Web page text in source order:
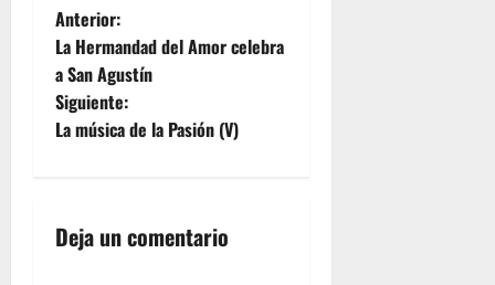
N
a
v
a
Anterior:
La Hermandad del Amor celebra
a San Agustín
Siguiente:
La música de la Pasión (V)
Deja un comentario